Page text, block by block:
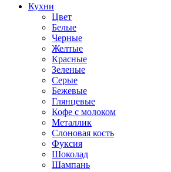
Кухни
Цвет
Белые
Черные
Желтые
Красные
Зеленые
Серые
Бежевые
Глянцевые
Кофе с молоком
Металлик
Слоновая кость
Фуксия
Шоколад
Шампань